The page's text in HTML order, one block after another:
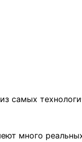
самых
много